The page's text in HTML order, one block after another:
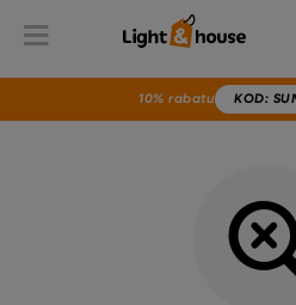
10% rabatu KOD:
Home Brak